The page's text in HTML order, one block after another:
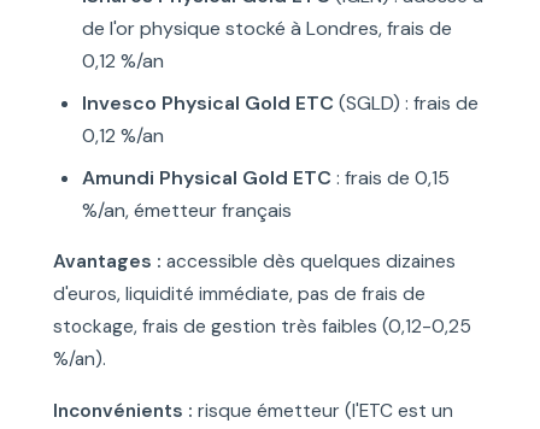
de l'or physique stocké à Londres, frais de
0,12 %/an
Invesco Physical Gold ETC (SGLD) : frais de
0,12 %/an
Amundi Physical Gold ETC : frais de 0,15
%/an, émetteur français
Avantages : accessible dès quelques dizaines
d'euros, liquidité immédiate, pas de frais de
stockage, frais de gestion très faibles (0,12-0,25
%/an).
Inconvénients : risque émetteur (l'ETC est un